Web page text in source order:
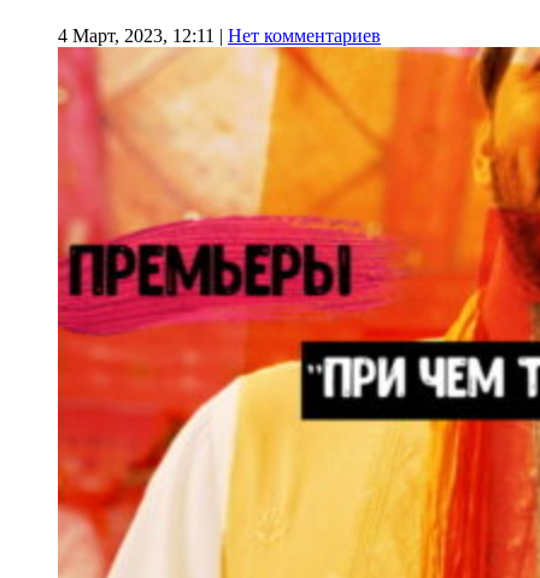
4 Март, 2023, 12:11 | Нет комментариев